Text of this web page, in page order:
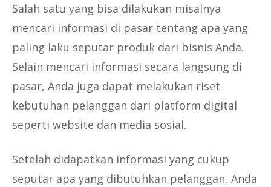
Salah satu yang bisa dilakukan misalnya
mencari informasi di pasar tentang apa yang
paling laku seputar produk dari bisnis Anda.
Selain mencari informasi secara langsung di
pasar, Anda juga dapat melakukan riset
kebutuhan pelanggan dari platform digital
seperti website dan media sosial.
Setelah didapatkan informasi yang cukup
seputar apa yang dibutuhkan pelanggan, Anda